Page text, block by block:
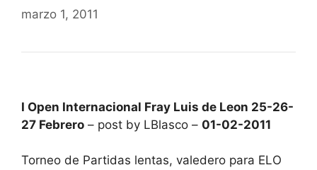
marzo 1, 2011
I Open Internacional Fray Luis de Leon 25-26-
27 Febrero – post by LBlasco – 01-02-2011
Torneo de Partidas lentas, valedero para ELO